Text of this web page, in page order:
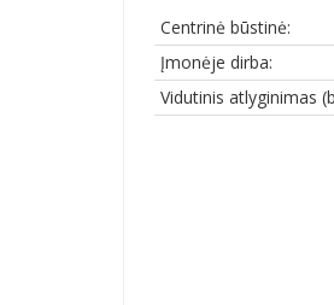
Centrinė būstinė:
Įmonėje dirba:
Vidutinis atlyginimas